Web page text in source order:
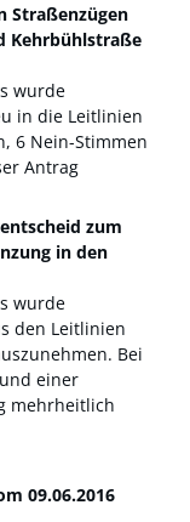
Straßenzügen
Kehrbühlstraße
wurde
in die Leitlinien
6 Nein-Stimmen
Antrag
zum
in den
wurde
den Leitlinien
Bei
einer
mehrheitlich
09.06.2016